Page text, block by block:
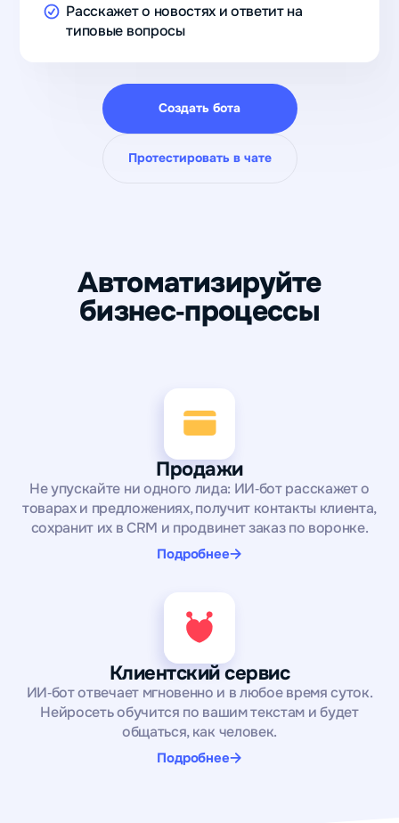
Расскажет о новостях и ответит на
типовые вопросы
Создать бота
Протестировать в чате
Автоматизируйте
бизнес‑процессы
Продажи
Не упускайте ни одного лида: ИИ‑бот расскажет о
товарах и предложениях, получит контакты клиента,
сохранит их в CRM и продвинет заказ по воронке.
Подробнее
Клиентский сервис
ИИ‑бот отвечает мгновенно и в любое время суток.
Нейросеть обучится по вашим текстам и будет
общаться, как человек.
Подробнее